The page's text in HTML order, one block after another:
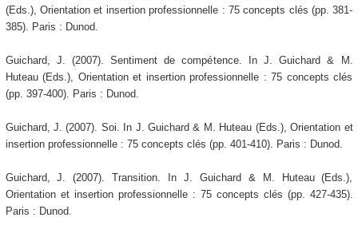
(Eds.), Orientation et insertion professionnelle : 75 concepts clés (pp. 381-
385). Paris : Dunod.
Guichard, J. (2007). Sentiment de compétence. In J. Guichard & M.
Huteau (Eds.), Orientation et insertion professionnelle : 75 concepts clés
(pp. 397-400). Paris : Dunod.
Guichard, J. (2007). Soi. In J. Guichard & M. Huteau (Eds.), Orientation et
insertion professionnelle : 75 concepts clés (pp. 401-410). Paris : Dunod.
Guichard, J. (2007). Transition. In J. Guichard & M. Huteau (Eds.),
Orientation et insertion professionnelle : 75 concepts clés (pp. 427-435).
Paris : Dunod.